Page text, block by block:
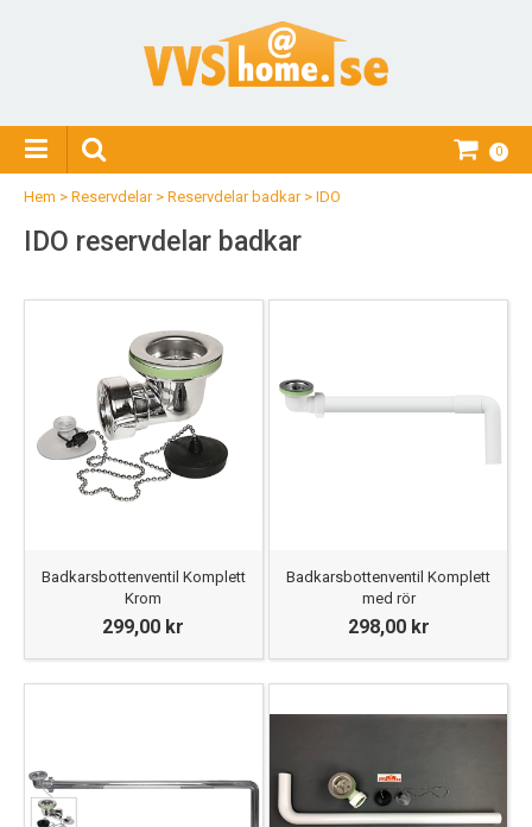
0
Hem > Reservdelar> Reservdelar badkar> IDO
IDO reservdelar badkar
Badkarsbottenventil Komplett
Krom
299,00 kr
Badkarsbottenventil Komplett
med rör
298,00 kr